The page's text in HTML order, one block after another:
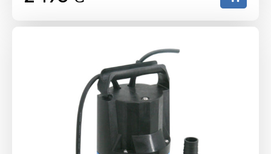
ціна:
ціна:
195 ₴.